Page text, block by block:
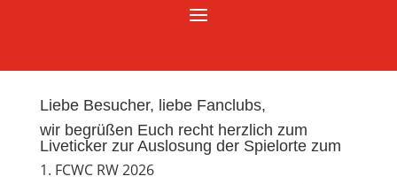
Liebe Besucher, liebe Fanclubs,
wir begrüßen Euch recht herzlich zum
Liveticker zur Auslosung der Spielorte zum
1. FCWC RW 2026